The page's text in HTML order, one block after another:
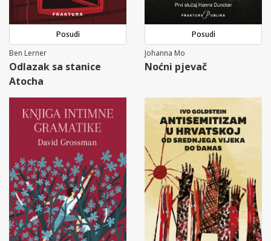
Posudi
Ben Lerner
Odlazak sa stanice
Atocha
Posudi
Johanna Mo
Noćni pjevač